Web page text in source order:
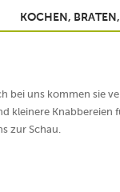
KOCHEN,
bei uns kommen sie
kleinere Knabbereien
zur Schau.